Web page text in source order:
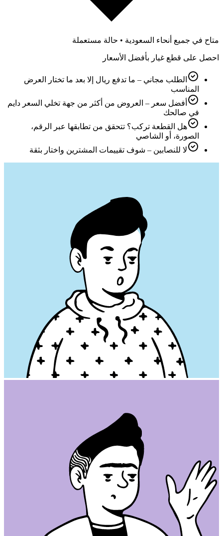
متاح في جميع أنحاء السعودية • حالة مستعملة
احصل على قطع غيار بأفضل الأسعار
الطلب مجاني – ما تدفع ريال إلا بعد ما تختار العرض
المناسب
أفضل سعر – العروض من أكثر من جهة تخلي السعر دايم
في صالحك
هل القطعة تركب؟ تتحقق من تطابقها عبر الرقم،
الصورة، أو الشاصي
لا للنصابين – شوف تقييمات المشترين واختار بثقة